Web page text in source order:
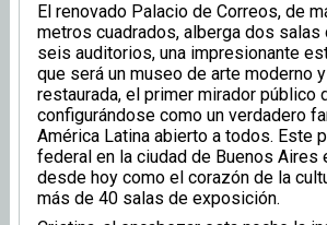
El renovado Palacio de Correos, de
metros cuadrados, alberga dos salas
seis auditorios, una impresionante
que será un museo de arte moderno
restaurada, el primer mirador público
configurándose como un verdadero
América Latina abierto a todos. Este
federal en la ciudad de Buenos Aires
desde hoy como el corazón de la
más de 40 salas de exposición.